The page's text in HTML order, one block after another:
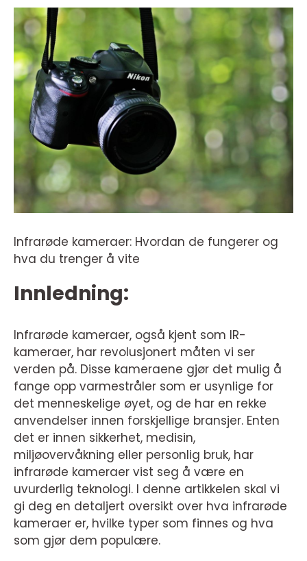
Infrarøde kameraer: Hvordan de fungerer og
hva du trenger å vite
Innledning:
Infrarøde kameraer, også kjent som IR-
kameraer, har revolusjonert måten vi ser
verden på. Disse kameraene gjør det mulig å
fange opp varmestråler som er usynlige for
det menneskelige øyet, og de har en rekke
anvendelser innen forskjellige bransjer. Enten
det er innen sikkerhet, medisin,
miljøovervåkning eller personlig bruk, har
infrarøde kameraer vist seg å være en
uvurderlig teknologi. I denne artikkelen skal vi
gi deg en detaljert oversikt over hva infrarøde
kameraer er, hvilke typer som finnes og hva
som gjør dem populære.